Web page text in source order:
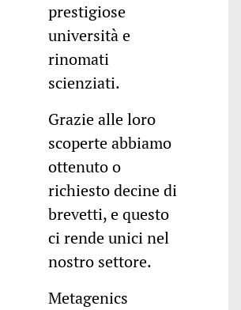
prestigiose
università e
rinomati
scienziati.
Grazie alle loro
scoperte abbiamo
ottenuto o
richiesto decine di
brevetti, e questo
ci rende unici nel
nostro settore.
Metagenics